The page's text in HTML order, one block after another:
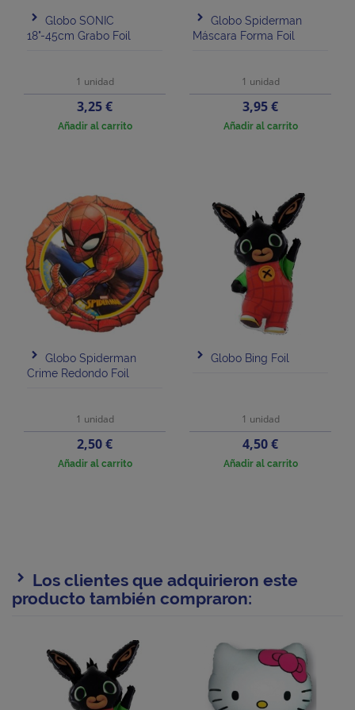
Globo SONIC
18"-45cm Grabo Foil
1 unidad
Precio
3,25 €
Añadir al carrito
Globo Spiderman
Máscara Forma Foil
1 unidad
Precio
3,95 €
Añadir al carrito
Globo Spiderman
Crime Redondo Foil
1 unidad
Precio
2,50 €
Añadir al carrito
Globo Bing Foil
1 unidad
Precio
4,50 €
Añadir al carrito
Los clientes que adquirieron este
producto también compraron: